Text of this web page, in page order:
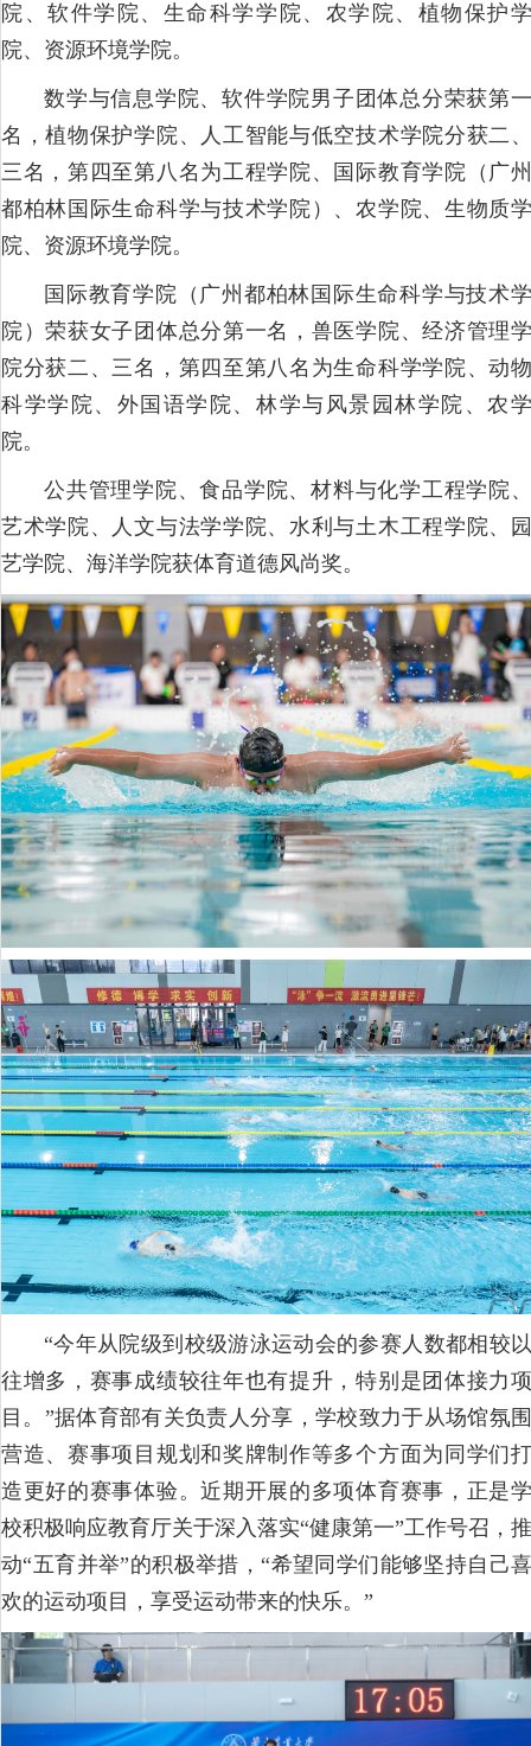
院、软件学院、生命科学学院、农学院、植物保护学
院、资源环境学院。
数学与信息学院、软件学院男子团体总分荣获第一
名，植物保护学院、人工智能与低空技术学院分获二、
三名，第四至第八名为工程学院、国际教育学院（广州
都柏林国际生命科学与技术学院）、农学院、生物质学
院、资源环境学院。
国际教育学院（广州都柏林国际生命科学与技术学
院）荣获女子团体总分第一名，兽医学院、经济管理学
院分获二、三名，第四至第八名为生命科学学院、动物
科学学院、外国语学院、林学与风景园林学院、农学
院。
公共管理学院、食品学院、材料与化学工程学院、
艺术学院、人文与法学学院、水利与土木工程学院、园
艺学院、海洋学院获体育道德风尚奖。
“今年从院级到校级游泳运动会的参赛人数都相较以
往增多，赛事成绩较往年也有提升，特别是团体接力项
目。”据体育部有关负责人分享，学校致力于从场馆氛围
营造、赛事项目规划和奖牌制作等多个方面为同学们打
造更好的赛事体验。近期开展的多项体育赛事，正是学
校积极响应教育厅关于深入落实“健康第一”工作号召，推
动“五育并举”的积极举措，“希望同学们能够坚持自己喜
欢的运动项目，享受运动带来的快乐。”